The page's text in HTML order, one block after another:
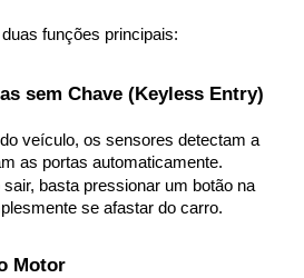
funções principais:
sem Chave (Keyless Entry)
veículo, os sensores detectam a
as portas automaticamente.
basta pressionar um botão na
se afastar do carro.
Motor